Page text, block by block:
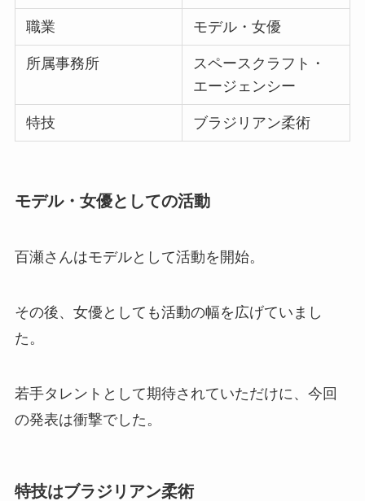
職業 モデル・女優
所属事務所
スペースクラフト・
エージェンシー
特技 ブラジリアン柔術
モデル・女優としての活動
百瀬さんはモデルとして活動を開始。
その後、女優としても活動の幅を広げていまし
た。
若手タレントとして期待されていただけに、今回
の発表は衝撃でした。
特技はブラジリアン柔術